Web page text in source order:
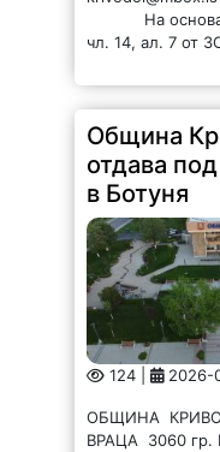
отдава
в Ботуня
124 | 2026-
ОБЩИНА
ВРАЦА 3060 гр.
09117/20-45, e-